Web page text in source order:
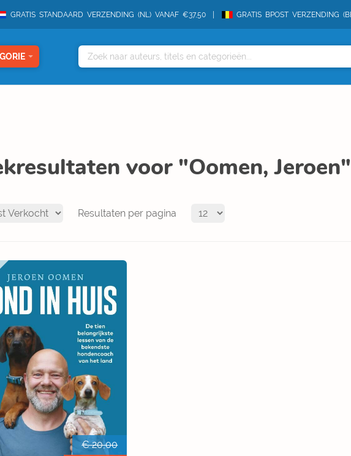
GRATIS STANDAARD VERZENDING (NL) VANAF €37,50 GRATIS BPOST VERZENDING
voor "Oomen, Jeroen"
Resultaten per pagina
€ 20,00